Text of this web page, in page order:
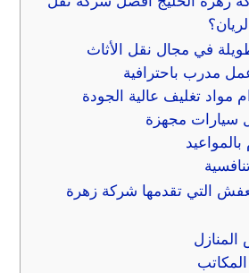
التي تقدمها شركة زهرة